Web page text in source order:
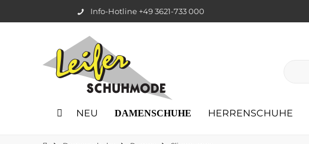
Info-Hotline +49 3621-733 000
NEU DAMENSCHUHE HERRENSCHUHE